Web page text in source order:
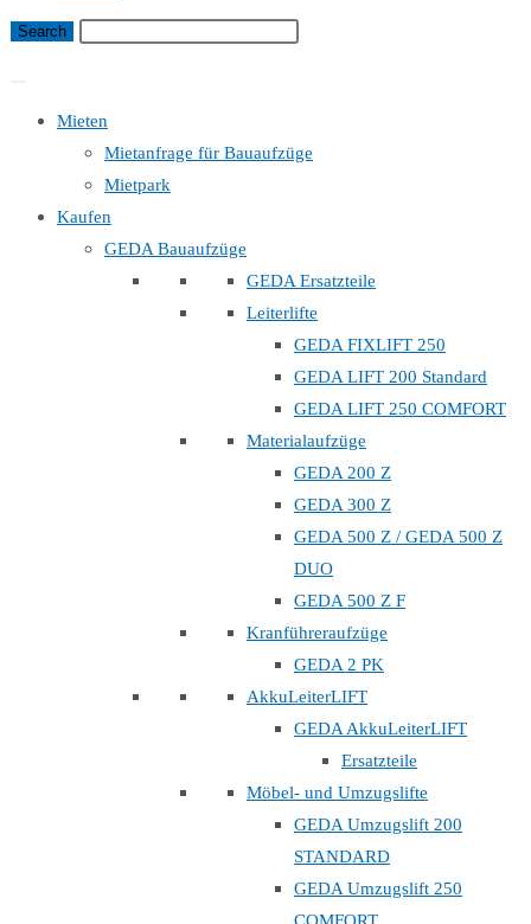
Mieten
Mietanfrage für Bauaufzüge
Mietpark
Kaufen
GEDA Bauaufzüge
GEDA Ersatzteile
Leiterlifte
GEDA FIXLIFT 250
GEDA LIFT 200 Standard
GEDA LIFT 250 COMFORT
Materialaufzüge
GEDA 200 Z
GEDA 300 Z
GEDA 500 Z / GEDA 500 Z
DUO
GEDA 500 Z F
Kranführeraufzüge
GEDA 2 PK
AkkuLeiterLIFT
GEDA AkkuLeiterLIFT
Ersatzteile
Möbel- und Umzugslifte
GEDA Umzugslift 200
STANDARD
GEDA Umzugslift 250